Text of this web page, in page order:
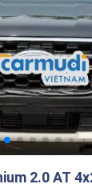
2.0 AT